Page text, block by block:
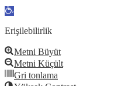
Open
Erişilebilirlik
Metni Büyüt
Metni Küçült
Gri tonlama